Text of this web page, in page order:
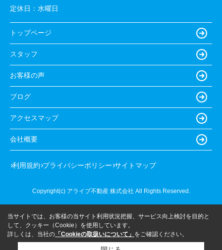
定休日： 水曜日
トップページ
スタッフ
お客様の声
ブログ
アクセスマップ
会社概要
利用規約 プライバシーポリシー サイトマップ
Copyright(c) アライブ不動産 株式会社 All Rights Reserved.
当サイトでは、お客様の当サイト利用状況把握、サービス向上検討を目的と
して、クッキー（Cookie）を使用しています。
詳しくは、当社の 「Cookieの取扱いについて」 をご確認ください。